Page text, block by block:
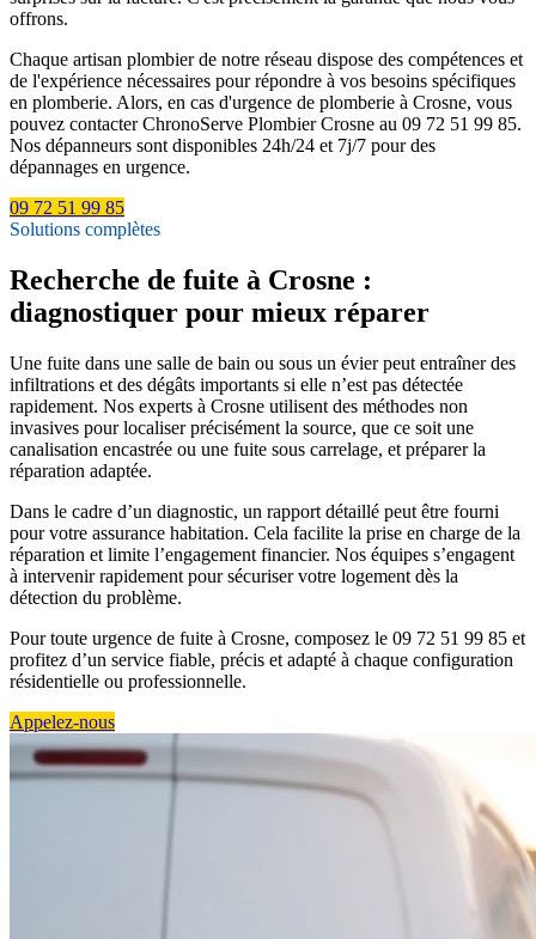
offrons.
Chaque artisan plombier de notre réseau dispose des compétences et
de l'expérience nécessaires pour répondre à vos besoins spécifiques
en plomberie. Alors, en cas d'urgence de plomberie à Crosne, vous
pouvez contacter ChronoServe Plombier Crosne au 09 72 51 99 85.
Nos dépanneurs sont disponibles 24h/24 et 7j/7 pour des
dépannages en urgence.
09 72 51 99 85
Solutions complètes
Recherche de fuite à Crosne :
diagnostiquer pour mieux réparer
Une fuite dans une salle de bain ou sous un évier peut entraîner des
infiltrations et des dégâts importants si elle n’est pas détectée
rapidement. Nos experts à Crosne utilisent des méthodes non
invasives pour localiser précisément la source, que ce soit une
canalisation encastrée ou une fuite sous carrelage, et préparer la
réparation adaptée.
Dans le cadre d’un diagnostic, un rapport détaillé peut être fourni
pour votre assurance habitation. Cela facilite la prise en charge de la
réparation et limite l’engagement financier. Nos équipes s’engagent
à intervenir rapidement pour sécuriser votre logement dès la
détection du problème.
Pour toute urgence de fuite à Crosne, composez le 09 72 51 99 85 et
profitez d’un service fiable, précis et adapté à chaque configuration
résidentielle ou professionnelle.
Appelez-nous